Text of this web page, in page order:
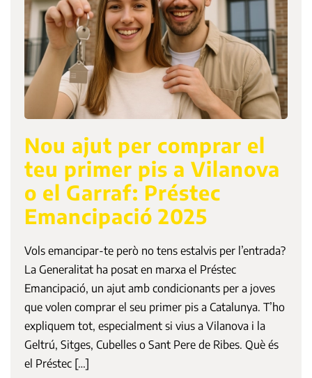
Nou ajut per comprar el
teu primer pis a Vilanova
o el Garraf: Préstec
Emancipació 2025
Vols emancipar-te però no tens estalvis per l’entrada?
La Generalitat ha posat en marxa el Préstec
Emancipació, un ajut amb condicionants per a joves
que volen comprar el seu primer pis a Catalunya. T’ho
expliquem tot, especialment si vius a Vilanova i la
Geltrú, Sitges, Cubelles o Sant Pere de Ribes. Què és
el Préstec […]